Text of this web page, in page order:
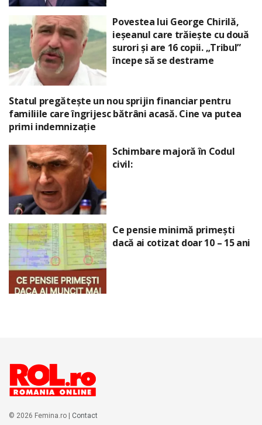
Povestea lui George Chirilă,
ieșeanul care trăiește cu două
surori și are 16 copii. „Tribul”
începe să se destrame
Statul pregătește un nou sprijin financiar pentru
familiile care îngrijesc bătrâni acasă. Cine va putea
primi indemnizație
Schimbare majoră în Codul
civil:
Ce pensie minimă primești
dacă ai cotizat doar 10 – 15 ani
© 2026 Femina.ro | Contact